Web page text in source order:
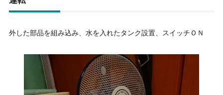
外した部品を組み込み、水を入れたタンク設置、スイッチＯＮ